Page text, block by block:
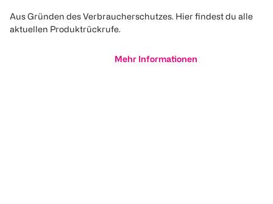
Aus Gründen des Verbraucherschutzes. Hier findest du alle
aktuellen Produktrückrufe.
Mehr Informationen